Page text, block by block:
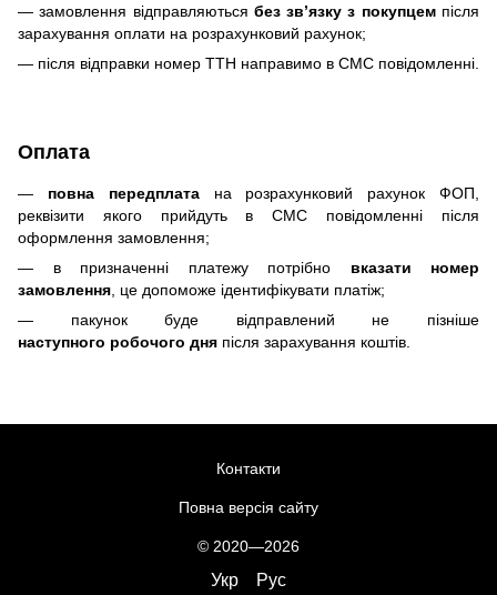
— замовлення відправляються без зв’язку з покупцемпісля
зарахування оплати на розрахунковий рахунок;
— після відправки номер ТТН направимо в СМС повідомленні.
Оплата
— повна передплатана розрахунковий рахунок ФОП,
реквізити якого прийдуть в СМС повідомленні після
оформлення замовлення;
— в призначенні платежу потрібно вказати номер
замовлення, це допоможе ідентифікувати платіж;
— пакунок буде відправлений не пізніше
наступного робочого дня після зарахування коштів.
Контакти
Повна версія сайту
© 2020—2026
Укр Рус